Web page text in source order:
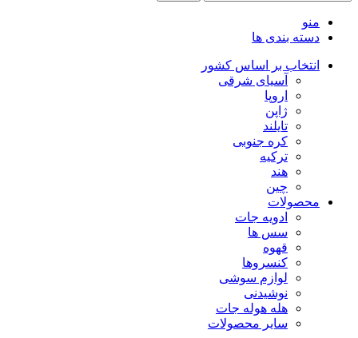
منو
دسته بندی ها
انتخاب بر اساس کشور
آسیای شرقی
اروپا
ژاپن
تایلند
کره جنوبی
ترکیه
هند
چین
محصولات
ادویه جات
سس ها
قهوه
کنسروها
لوازم سوشی
نوشیدنی
هله هوله جات
سایر محصولات